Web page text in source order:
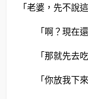
「老婆，先不說
「啊？現在
「那就先去
「你放我下